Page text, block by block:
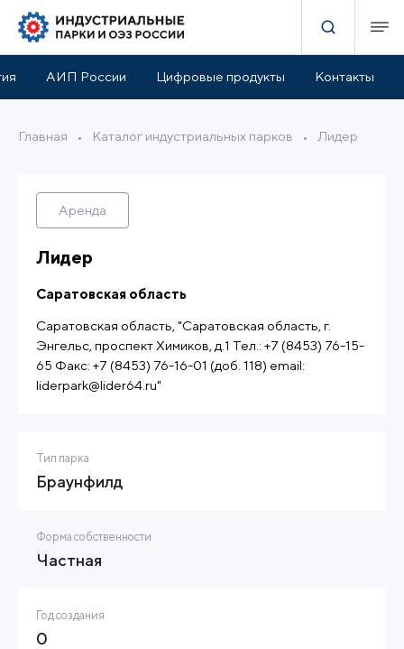
АИП России Цифровые продукты Контакты
Главная • Каталог индустриальных парков • Лидер
парка Льготы и поддержка Расположение
Аренда
Лидер
Саратовская область
Саратовская область, "Саратовская область, г.
Энгельс, проспект Химиков, д.1 Тел.: +7 (8453) 76-15-
65 Факс: +7 (8453) 76-16-01 (доб. 118) email:
liderpark@lider64.ru"
Тип парка
Браунфилд
Форма собственности
Частная
Год создания
0